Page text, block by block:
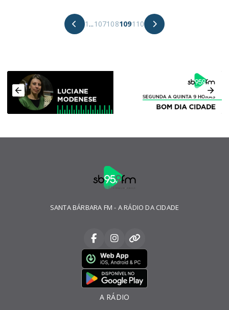
1 ...107108109110
SANTA BÁRBARA FM - A RÁDIO DA CIDADE
A RÁDIO